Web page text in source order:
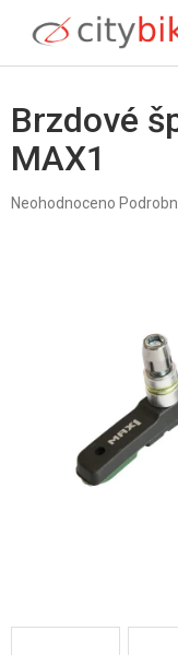
obsah
Brzdové
MAX1
Průměrné
Neohodnoceno